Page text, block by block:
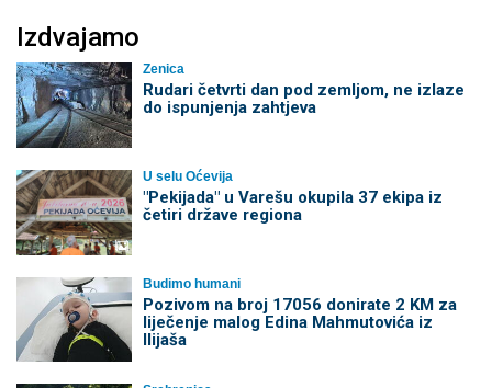
Izdvajamo
Zenica
Rudari četvrti dan pod zemljom, ne izlaze
do ispunjenja zahtjeva
U selu Oćevija
"Pekijada" u Varešu okupila 37 ekipa iz
četiri države regiona
Budimo humani
Pozivom na broj 17056 donirate 2 KM za
liječenje malog Edina Mahmutovića iz
Ilijaša